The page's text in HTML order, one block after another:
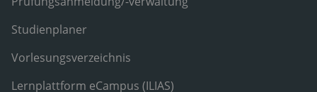
Studienplaner
Vorlesungsverzeichnis
Lernplattform eCampus (ILIAS)